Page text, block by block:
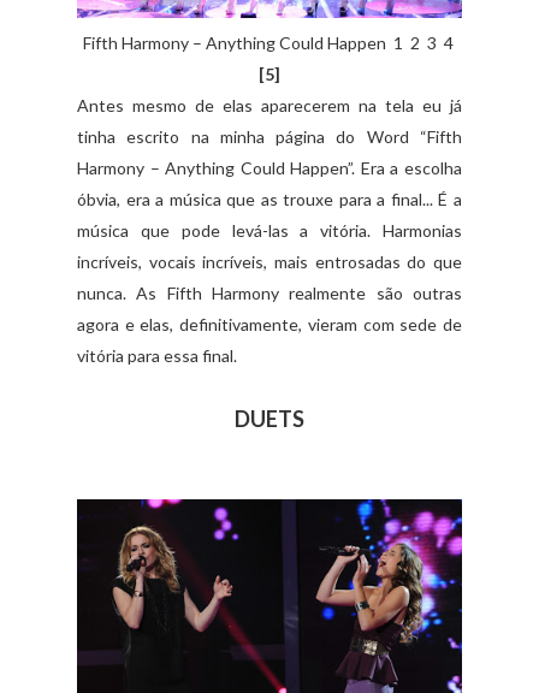
Fifth Harmony – Anything Could Happen 1 2 3 4
[5]
Antes mesmo de elas aparecerem na tela eu já
tinha escrito na minha página do Word “Fifth
Harmony – Anything Could Happen”. Era a escolha
óbvia, era a música que as trouxe para a final... É a
música que pode levá-las a vitória. Harmonias
incríveis, vocais incríveis, mais entrosadas do que
nunca. As Fifth Harmony realmente são outras
agora e elas, definitivamente, vieram com sede de
vitória para essa final.
DUETS